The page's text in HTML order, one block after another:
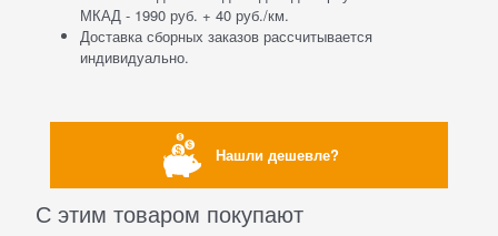
МКАД - 1990 руб. + 40 руб./км.
Доставка сборных заказов рассчитывается
индивидуально.
Нашли дешевле?
С этим товаром покупают